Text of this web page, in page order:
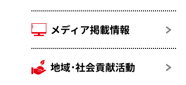
メディア掲載情報
地域･社会貢献活動